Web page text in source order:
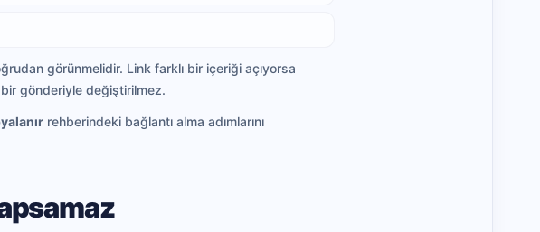
görünmelidir. Link farklı bir içeriği açıyorsa
gönderiyle değiştirilmez.
rehberindeki bağlantı alma adımlarını